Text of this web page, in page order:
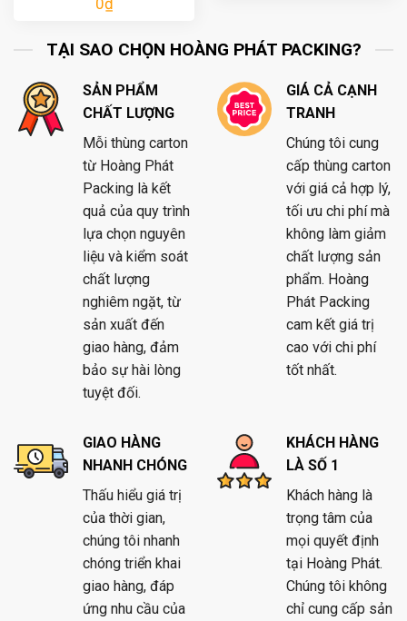
Được xếp
0₫
TẠI SAO CHỌN HOÀNG PHÁT PACKING?
SẢN PHẨM
CHẤT LƯỢNG
Mỗi thùng carton
từ Hoàng Phát
Packing là kết
quả của quy trình
lựa chọn nguyên
liệu và kiểm soát
chất lượng
nghiêm ngặt, từ
sản xuất đến
giao hàng, đảm
bảo sự hài lòng
tuyệt đối.
GIÁ CẢ CẠNH
TRANH
Chúng tôi cung
cấp thùng carton
với giá cả hợp lý,
tối ưu chi phí mà
không làm giảm
chất lượng sản
phẩm. Hoàng
Phát Packing
cam kết giá trị
cao với chi phí
tốt nhất.
GIAO HÀNG
NHANH CHÓNG
Thấu hiểu giá trị
của thời gian,
chúng tôi nhanh
chóng triển khai
giao hàng, đáp
ứng nhu cầu của
KHÁCH HÀNG
LÀ SỐ 1
Khách hàng là
trọng tâm của
mọi quyết định
tại Hoàng Phát.
Chúng tôi không
chỉ cung cấp sản